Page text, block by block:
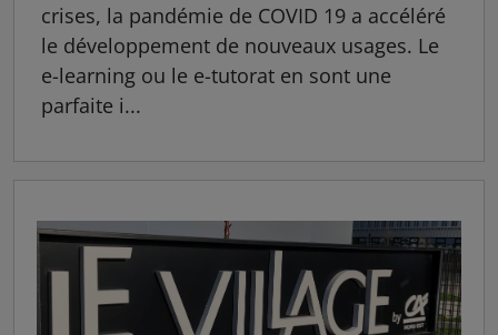
crises, la pandémie de COVID 19 a accéléré
le développement de nouveaux usages. Le
e-learning ou le e-tutorat en sont une
parfaite i...